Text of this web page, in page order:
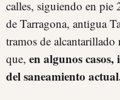
calles, siguiendo en pie
de Tarragona, antigua
tramos de
que, en algunos
del saneamiento